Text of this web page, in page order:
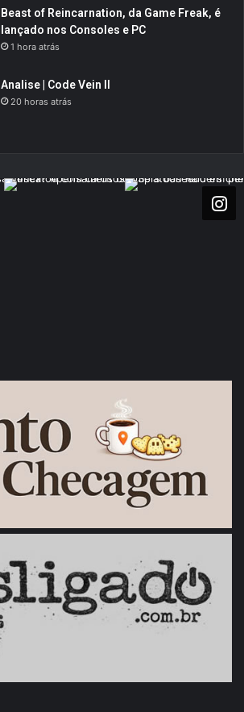
Beast of Reincarnation, da Game Freak, é
lançado nos Consoles e PC
1 hora atrás
Analise | Code Vein II
20 horas atrás